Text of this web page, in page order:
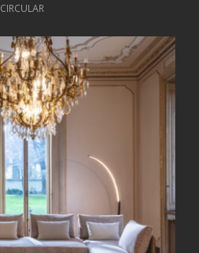
CIRCULAR